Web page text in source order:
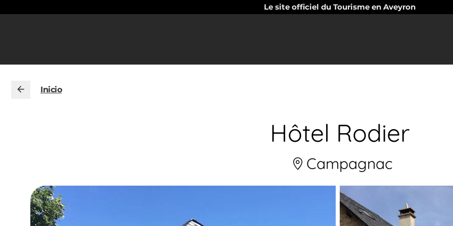
Le site officiel du Tourisme en Aveyron
Inicio
Hôtel Rodier
Campagnac